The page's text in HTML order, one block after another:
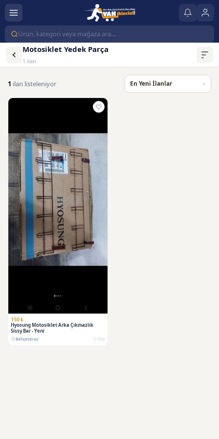
Motosiklet Yedek Parça
1 ilan
1 ilan listeleniyor
150 ₺
Hyosung Motosiklet Arka Çıkmazlık
Sissy Bar - Yeni
Bahçesaray 16 May